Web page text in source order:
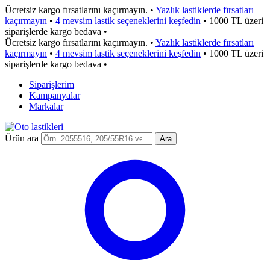
Ücretsiz kargo fırsatlarını kaçırmayın. • Yazlık lastiklerde fırsatları
kaçırmayın • 4 mevsim lastik seçeneklerini keşfedin • 1000 TL üzeri
siparişlerde kargo bedava •
Ücretsiz kargo fırsatlarını kaçırmayın. • Yazlık lastiklerde fırsatları
kaçırmayın • 4 mevsim lastik seçeneklerini keşfedin • 1000 TL üzeri
siparişlerde kargo bedava •
Siparişlerim
Kampanyalar
Markalar
Ürün ara Ara